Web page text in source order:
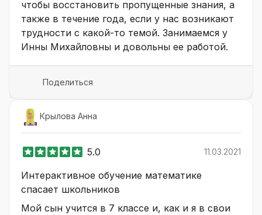
чтобы восстановить пропущенные знания, а
также в течение года, если у нас возникают
трудности с какой-то темой. Занимаемся у
Инны Михайловны и довольны ее работой.
Поделиться
Крылова Анна
5.0 11.03.2021
Интерактивное обучение математике
спасает школьников
Мой сын учится в 7 классе и, как и я в свои